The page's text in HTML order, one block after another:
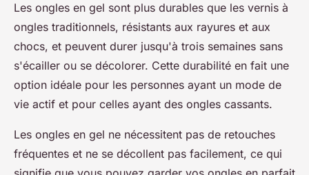
Les ongles en gel sont plus durables que les vernis à
ongles traditionnels, résistants aux rayures et aux
chocs, et peuvent durer jusqu'à trois semaines sans
s'écailler ou se décolorer. Cette durabilité en fait une
option idéale pour les personnes ayant un mode de
vie actif et pour celles ayant des ongles cassants.
Les ongles en gel ne nécessitent pas de retouches
fréquentes et ne se décollent pas facilement, ce qui